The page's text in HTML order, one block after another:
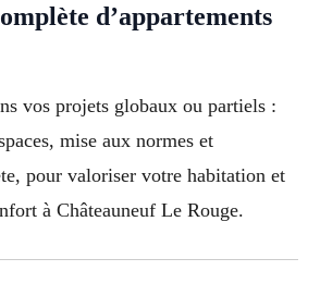
d’appartements
vos projets globaux ou partiels :
mise aux normes et
pour valoriser votre habitation et
à Châteauneuf Le Rouge.